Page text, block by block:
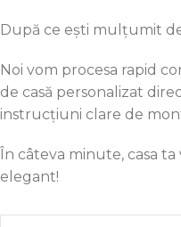
După ce ești mulțumit
Noi vom procesa rapid
de casă personalizat
instrucțiuni clare de
În câteva minute, casa
elegant!